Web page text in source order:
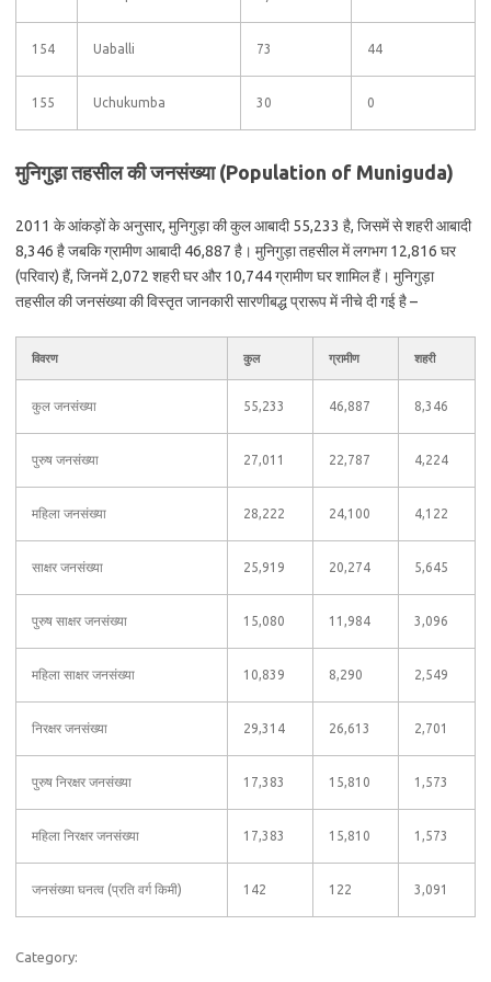
154 Uaballi 73 44
155 Uchukumba 30 0
मुनिगुड़ा तहसील की जनसंख्या (Population of Muniguda)
2011 के आंकड़ों के अनुसार, मुनिगुड़ा की कुल आबादी 55,233 है, जिसमें से शहरी आबादी
8,346 है जबकि ग्रामीण आबादी 46,887 है। मुनिगुड़ा तहसील में लगभग 12,816 घर
(परिवार) हैं, जिनमें 2,072 शहरी घर और 10,744 ग्रामीण घर शामिल हैं। मुनिगुड़ा
तहसील की जनसंख्या की विस्तृत जानकारी सारणीबद्ध प्रारूप में नीचे दी गई है –
विवरण कुल ग्रामीण शहरी
कुल जनसंख्या 55,233 46,887 8,346
पुरुष जनसंख्या 27,011 22,787 4,224
महिला जनसंख्या 28,222 24,100 4,122
साक्षर जनसंख्या 25,919 20,274 5,645
पुरुष साक्षर जनसंख्या 15,080 11,984 3,096
महिला साक्षर जनसंख्या 10,839 8,290 2,549
निरक्षर जनसंख्या 29,314 26,613 2,701
पुरुष निरक्षर जनसंख्या 17,383 15,810 1,573
महिला निरक्षर जनसंख्या 17,383 15,810 1,573
जनसंख्या घनत्व (प्रति वर्ग किमी) 142 122 3,091
Category: